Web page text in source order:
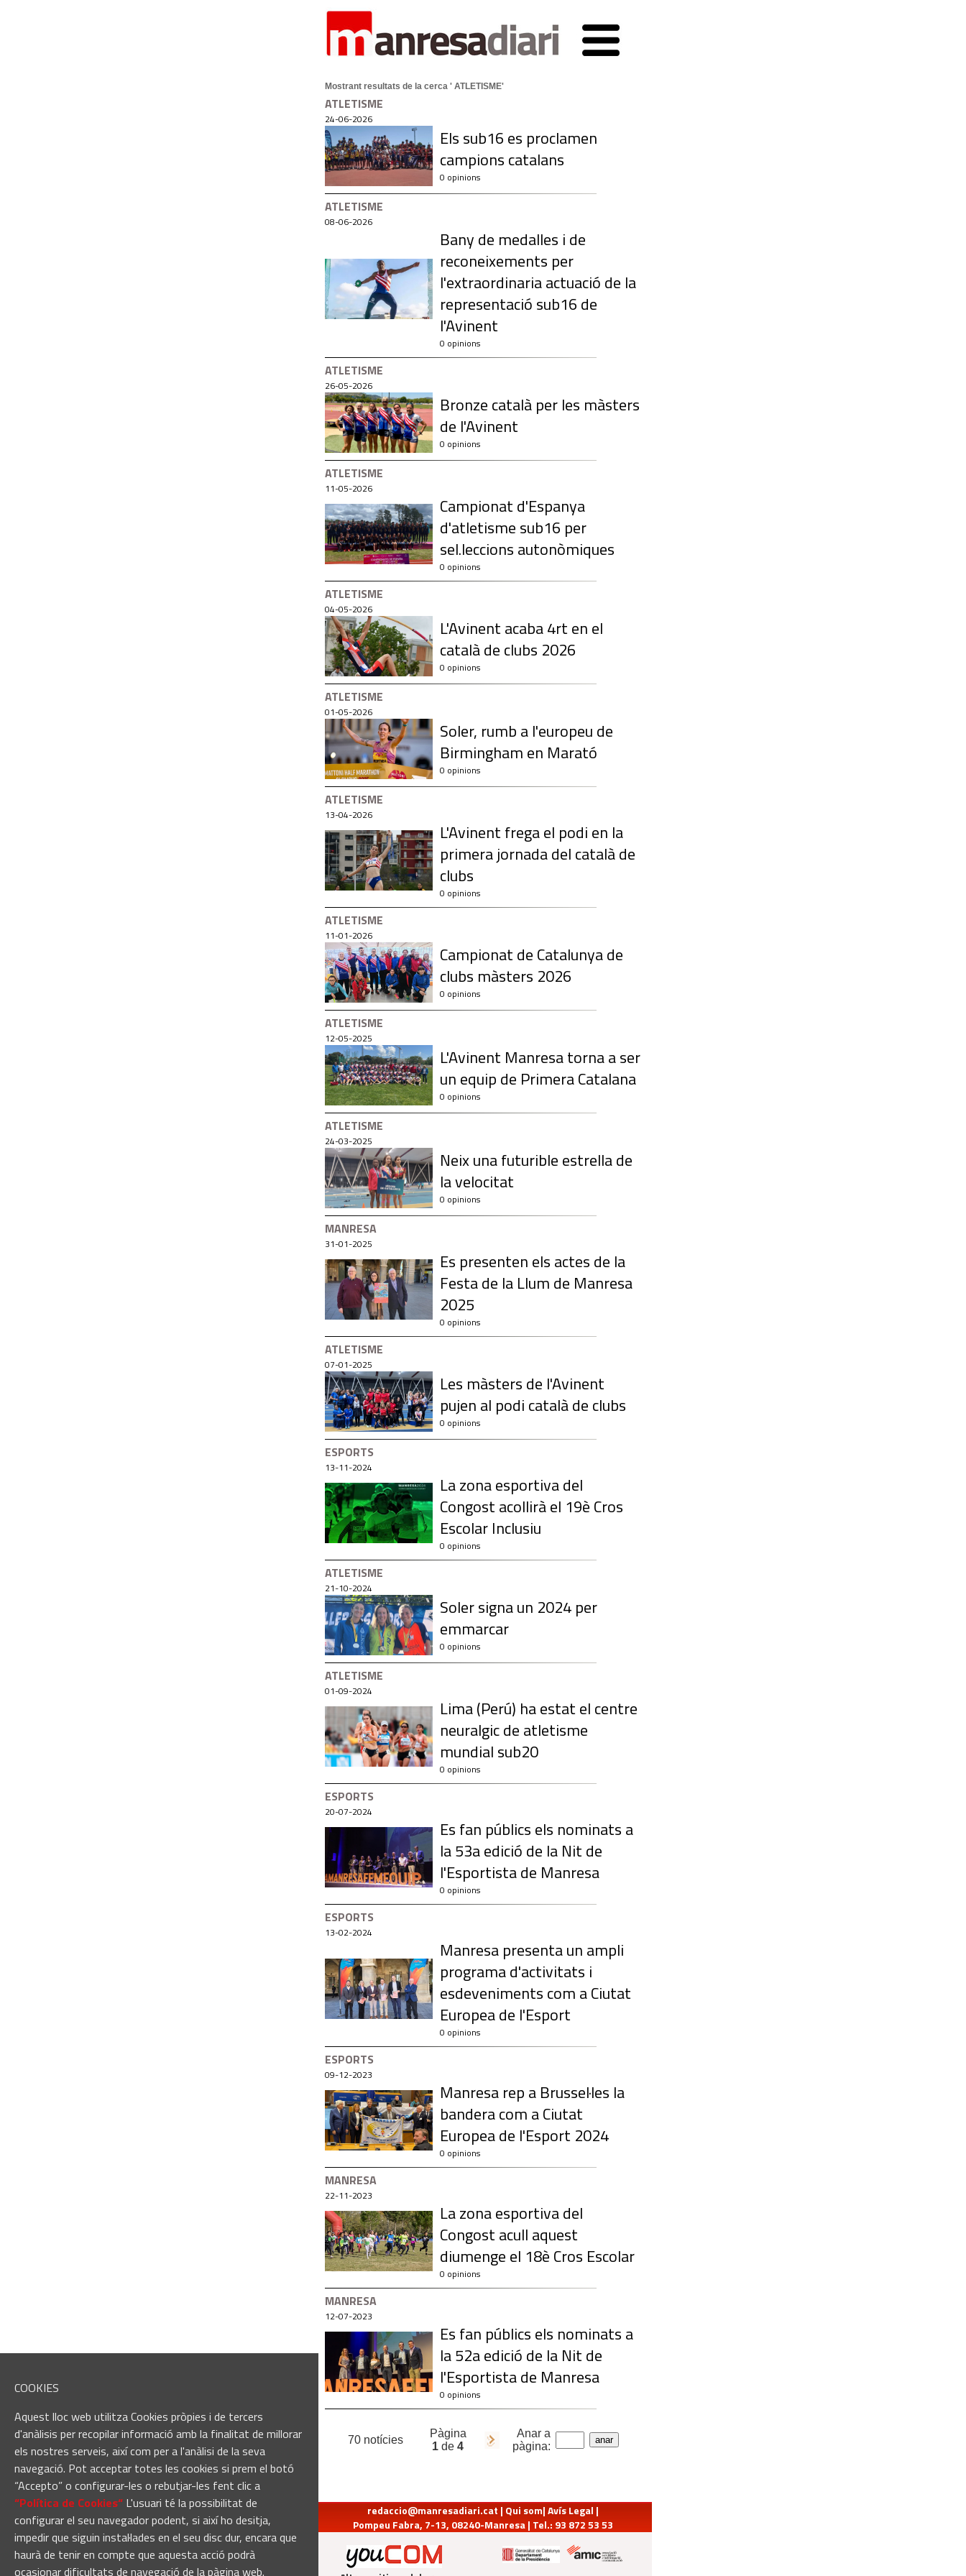
COOKIES
Aquest lloc web utilitza Cookies pròpies i de tercers
d'anàlisis per recopilar informació amb la finalitat de millorar
els nostres serveis, així com per a l'anàlisi de la seva
navegació. Pot acceptar totes les cookies si prem el botó
“Accepto” o configurar-les o rebutjar-les fent clic a
“Política de Cookies“ L'usuari té la possibilitat de
configurar el seu navegador podent, si així ho desitja,
impedir que siguin instal·lades en el seu disc dur, encara que
haurà de tenir en compte que aquesta acció podrà
ocasionar dificultats de navegació de la pàgina web.
Mostrant resultats de la cerca ' ATLETISME'
ATLETISME
24-06-2026
Els sub16 es proclamen
campions catalans
0 opinions
ATLETISME
08-06-2026
Bany de medalles i de
reconeixements per
l'extraordinaria actuació de la
representació sub16 de
l'Avinent
0 opinions
ATLETISME
26-05-2026
Bronze català per les màsters
de l'Avinent
0 opinions
ATLETISME
11-05-2026
Campionat d'Espanya
d'atletisme sub16 per
sel.leccions autonòmiques
0 opinions
ATLETISME
04-05-2026
L'Avinent acaba 4rt en el
català de clubs 2026
0 opinions
ATLETISME
01-05-2026
Soler, rumb a l'europeu de
Birmingham en Marató
0 opinions
ATLETISME
13-04-2026
L'Avinent frega el podi en la
primera jornada del català de
clubs
0 opinions
ATLETISME
11-01-2026
Campionat de Catalunya de
clubs màsters 2026
0 opinions
ATLETISME
12-05-2025
L'Avinent Manresa torna a ser
un equip de Primera Catalana
0 opinions
ATLETISME
24-03-2025
Neix una futurible estrella de
la velocitat
0 opinions
MANRESA
31-01-2025
Es presenten els actes de la
Festa de la Llum de Manresa
2025
0 opinions
ATLETISME
07-01-2025
Les màsters de l'Avinent
pujen al podi català de clubs
0 opinions
ESPORTS
13-11-2024
La zona esportiva del
Congost acollirà el 19è Cros
Escolar Inclusiu
0 opinions
ATLETISME
21-10-2024
Soler signa un 2024 per
emmarcar
0 opinions
ATLETISME
01-09-2024
Lima (Perú) ha estat el centre
neuralgic de atletisme
mundial sub20
0 opinions
ESPORTS
20-07-2024
Es fan públics els nominats a
la 53a edició de la Nit de
l'Esportista de Manresa
0 opinions
ESPORTS
13-02-2024
Manresa presenta un ampli
programa d'activitats i
esdeveniments com a Ciutat
Europea de l'Esport
0 opinions
ESPORTS
09-12-2023
Manresa rep a Brussel·les la
bandera com a Ciutat
Europea de l'Esport 2024
0 opinions
MANRESA
22-11-2023
La zona esportiva del
Congost acull aquest
diumenge el 18è Cros Escolar
0 opinions
MANRESA
12-07-2023
Es fan públics els nominats a
la 52a edició de la Nit de
l'Esportista de Manresa
0 opinions
70 notícies
Pàgina
1 de 4
Anar a
pàgina:
redaccio@manresadiari.cat | Qui som|Avís Legal |
Pompeu Fabra, 7-13, 08240-Manresa | Tel.: 93 872 53 53